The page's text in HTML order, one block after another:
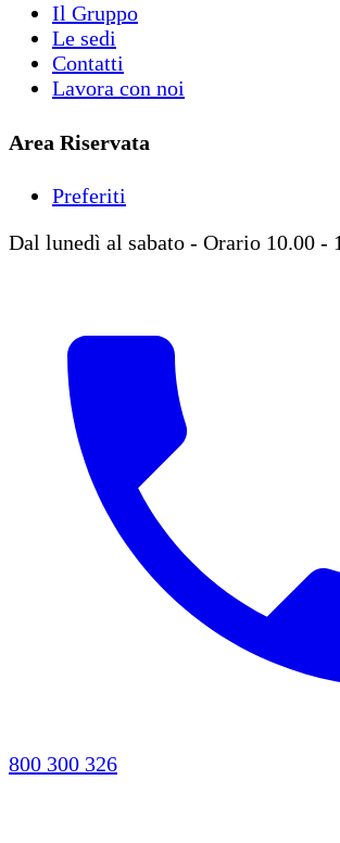
Il Gruppo
Le sedi
Contatti
Lavora con noi
Area Riservata
Preferiti
Dal lunedì al sabato - Orario 10.00 -
800 300 326